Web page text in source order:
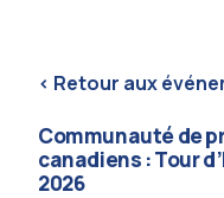
< Retour aux
Communauté de
canadiens : Tour
2026